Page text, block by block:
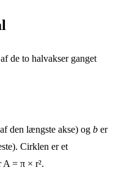
de to halvakser ganget
den længste akse) og b er
Cirklen er et
= π × r².